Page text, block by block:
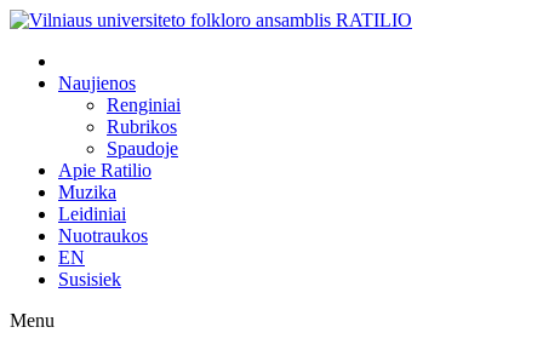
Naujienos
Renginiai
Rubrikos
Spaudoje
Apie Ratilio
Muzika
Leidiniai
Nuotraukos
EN
Susisiek
Menu